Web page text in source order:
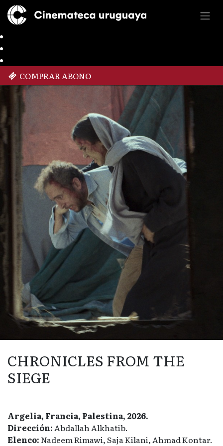
COMPRAR ABONO
CHRONICLES FROM THE
SIEGE
Argelia, Francia, Palestina, 2026.
Dirección:Abdallah Alkhatib.
Elenco:Nadeem Rimawi, Saja Kilani, Ahmad Kontar.